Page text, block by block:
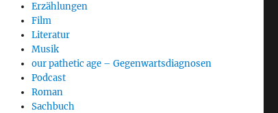
Erzählungen
Film
Literatur
Musik
our pathetic age – Gegenwartsdiagnosen
Podcast
Roman
Sachbuch